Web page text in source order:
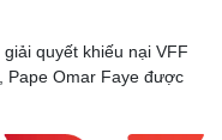
điệu
Công nghệ
nghiệm
đổi số
quyết khiếu nại VFF
Pape Omar Faye được